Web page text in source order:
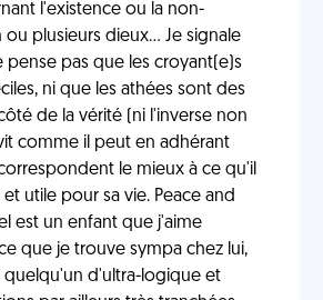
l'existence ou la non-
plusieurs dieux... Je signale
pense pas que les croyant(e)s
ni que les athées sont des
de la vérité (ni l'inverse non
comme il peut en adhérant
le mieux à ce qu'il
utile pour sa vie. Peace and
est un enfant que j'aime
que je trouve sympa chez lui,
quelqu'un d'ultra-logique et